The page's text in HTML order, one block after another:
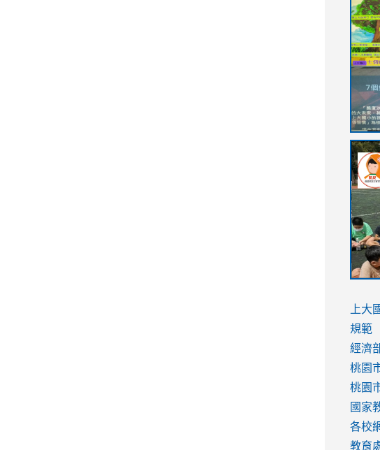
link
to
link
to
link
to
8M
link
to
to
to
link
to
上大
規範
經濟
桃園
桃園
國家
各校
教育